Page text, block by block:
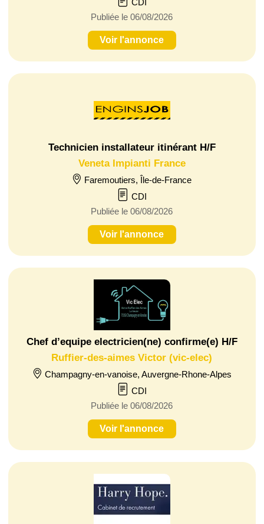
Publiée le 06/08/2026
Voir l'annonce
Technicien installateur itinérant H/F
Veneta Impianti France
Faremoutiers, Île-de-France
CDI
Publiée le 06/08/2026
Voir l'annonce
Chef d’equipe electricien(ne) confirme(e) H/F
Ruffier-des-aimes Victor (vic-elec)
Champagny-en-vanoise, Auvergne-Rhone-Alpes
CDI
Publiée le 06/08/2026
Voir l'annonce